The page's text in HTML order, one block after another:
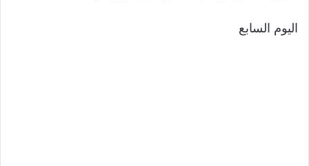
اليوم السابع